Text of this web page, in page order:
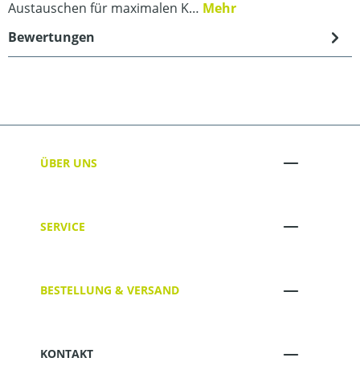
Austauschen für maximalen K… Mehr
Bewertungen
ÜBER UNS
SERVICE
BESTELLUNG & VERSAND
KONTAKT